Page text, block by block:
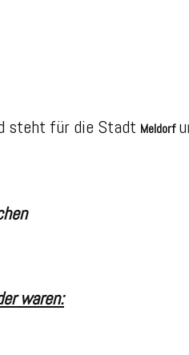
steht für die Stadt Meldorf
waren: